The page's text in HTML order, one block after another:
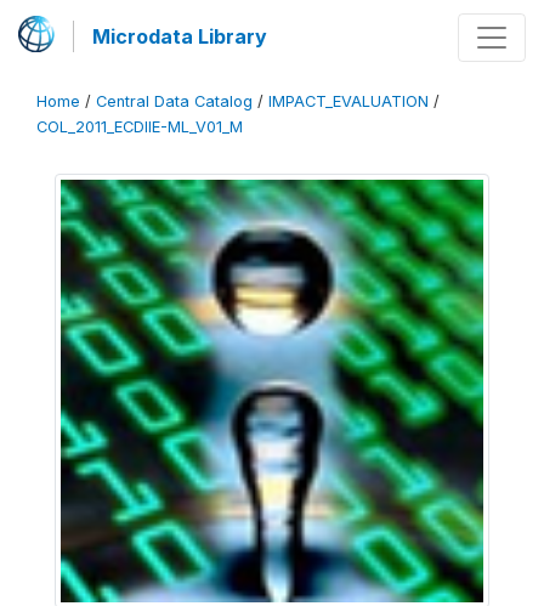
Microdata Library
Home / Central Data Catalog / IMPACT_EVALUATION /
COL_2011_ECDIIE-ML_V01_M